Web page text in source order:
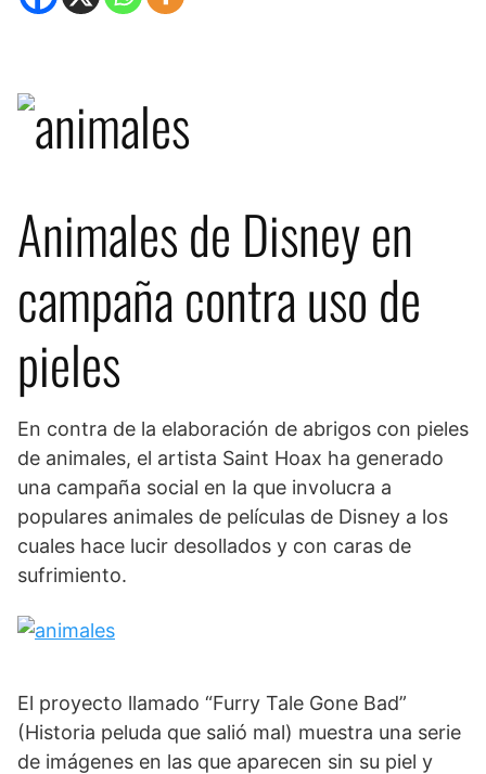
Animales de Disney en
campaña contra uso de
pieles
En contra de la elaboración de abrigos con pieles
de animales, el artista Saint Hoax ha generado
una campaña social en la que involucra a
populares animales de películas de Disney a los
cuales hace lucir desollados y con caras de
sufrimiento.
El proyecto llamado “Furry Tale Gone Bad”
(Historia peluda que salió mal) muestra una serie
de imágenes en las que aparecen sin su piel y